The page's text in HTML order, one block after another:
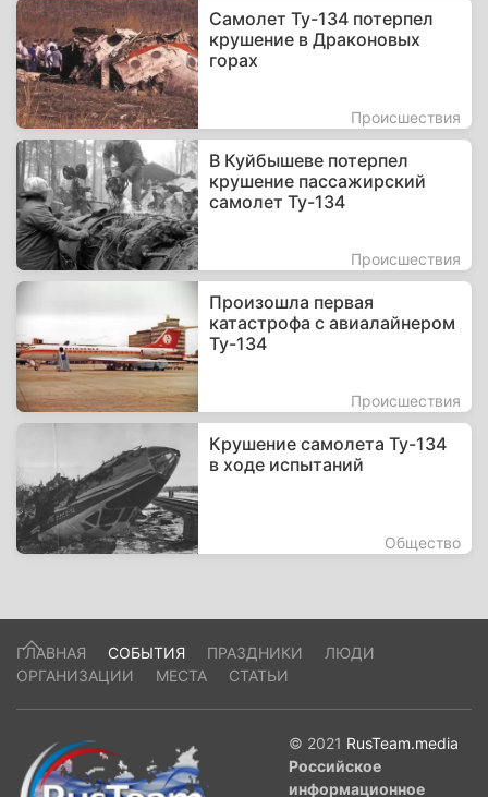
Самолет Ту-134 потерпел
крушение в Драконовых
горах
Происшествия
В Куйбышеве потерпел
крушение пассажирский
самолет Ту-134
Происшествия
Произошла первая
катастрофа с авиалайнером
Ту-134
Происшествия
Крушение самолета Ту-134
в ходе испытаний
Общество
ГЛАВНАЯ СОБЫТИЯ ПРАЗДНИКИ
ЛЮДИ
ОРГАНИЗАЦИИ
МЕСТА СТАТЬИ
© 2021 RusTeam.media
Российское
информационное